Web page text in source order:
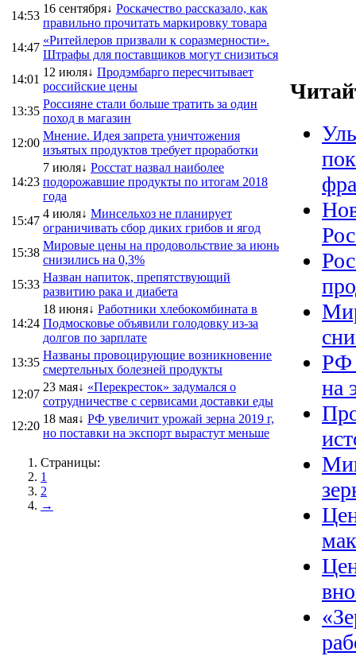
14:53
16 сентября↓ Роскачество рассказало, как
правильно прочитать маркировку товара
14:47
«Ритейлеров призвали к соразмерности».
Штрафы для поставщиков могут снизиться
14:01
12 июля↓ Продэмбарго пересчитывает
российские цены
13:35
Россияне стали больше тратить за один
поход в магазин
12:00
Мнение. Идея запрета уничтожения
изъятых продуктов требует проработки
14:23
7 июля↓ Росстат назвал наиболее
подорожавшие продукты по итогам 2018
года
15:47
4 июля↓ Минсельхоз не планирует
ограничивать сбор диких грибов и ягод
15:38
Мировые цены на продовольствие за июнь
снизились на 0,3%
15:33
Назван напиток, препятствующий
развитию рака и диабета
14:24
18 июня↓ Работники хлебокомбината в
Подмосковье объявили голодовку из-за
долгов по зарплате
13:35
Названы провоцирующие возникновение
смертельных болезней продукты
12:07
23 мая↓ «Перекресток» задумался о
сотрудничестве с сервисами доставки еды
12:20
18 мая↓ РФ увеличит урожай зерна 2019 г,
но поставки на экспорт вырастут меньше
Страницы:
1
2
→
РФ
на